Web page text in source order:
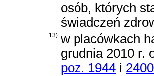
osób, których
świadczeń
13) w placówkach
grudnia 2010 r.
poz. 1944 i 2400